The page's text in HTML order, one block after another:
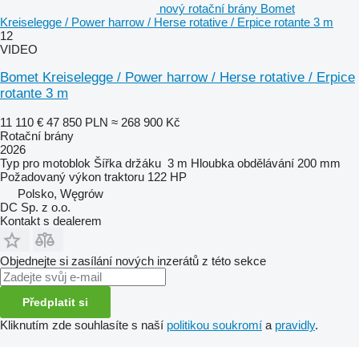
nový rotační brány Bomet
Kreiselegge / Power harrow / Herse rotative / Erpice rotante 3 m
12
VIDEO
Bomet Kreiselegge / Power harrow / Herse rotative / Erpice
rotante 3 m
11 110 € 47 850 PLN ≈ 268 900 Kč
Rotační brány
2026
Typ pro motoblok Šířka držáku 3 m Hloubka obdělávání 200 mm
Požadovaný výkon traktoru 122 HP
Polsko, Węgrów
DC Sp. z o.o.
Kontakt s dealerem
Objednejte si zasílání nových inzerátů z této sekce
Předplatit si
Kliknutím zde souhlasíte s naší politikou soukromí a pravidly.